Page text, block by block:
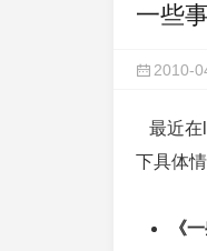
一些
2010-
最近在
下具体
《